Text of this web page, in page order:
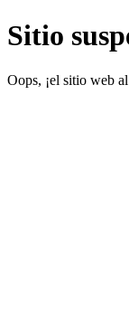
Sitio
Oops, ¡el sitio web